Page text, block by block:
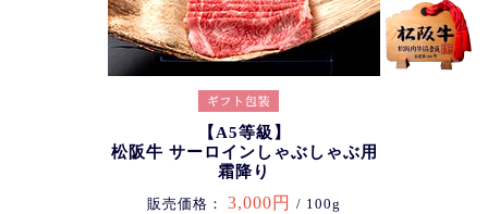
【A5等級】
松阪牛 サーロインしゃぶしゃぶ用
霜降り
販売価格： 3,000円 / 100g